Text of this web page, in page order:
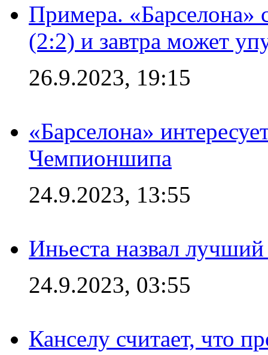
Примера. «Барселона»
(2:2) и завтра может
26.9.2023, 19:15
«Барселона»
Чемпионшипа
24.9.2023, 13:55
Иньеста назвал
24.9.2023, 03:55
Канселу считает, что